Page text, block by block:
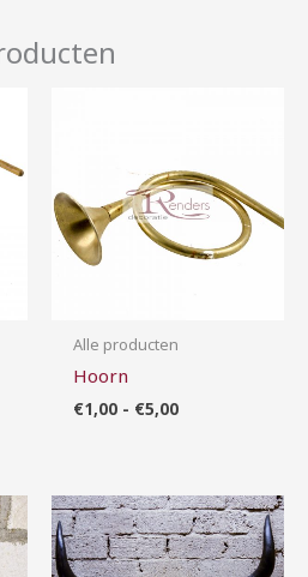
Alle producten
Hoorn
€1,00 - €5,00
Prijsklasse:
€15,00
tot
€50,00